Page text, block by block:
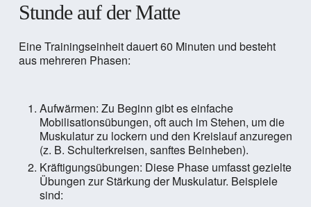
Stunde auf der Matte
Eine Trainingseinheit dauert 60 Minuten und besteht
aus mehreren Phasen:
Aufwärmen: Zu Beginn gibt es einfache
Mobilisationsübungen, oft auch im Stehen, um die
Muskulatur zu lockern und den Kreislauf anzuregen
(z. B. Schulterkreisen, sanftes Beinheben).
Kräftigungsübungen: Diese Phase umfasst gezielte
Übungen zur Stärkung der Muskulatur. Beispiele
sind: